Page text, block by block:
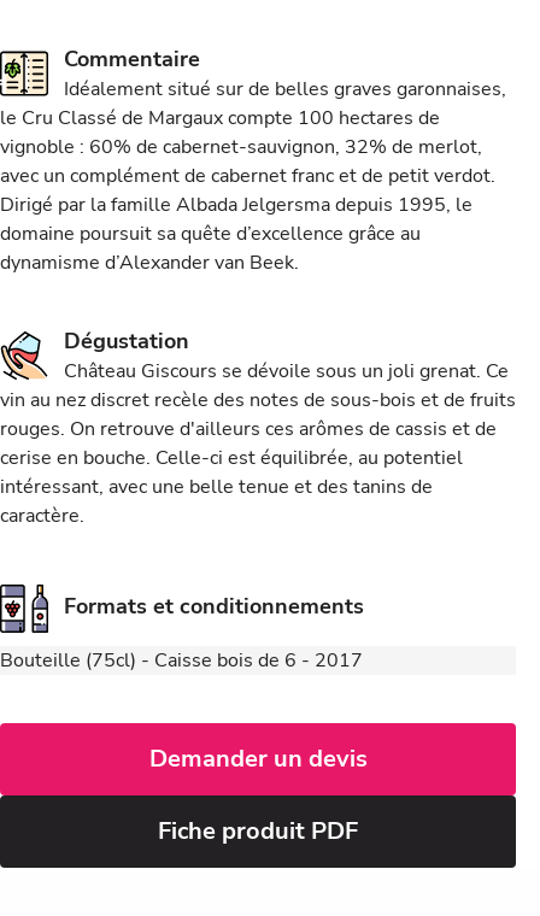
Commentaire
Idéalement situé sur de belles graves garonnaises,
le Cru Classé de Margaux compte 100 hectares de
vignoble : 60% de cabernet-sauvignon, 32% de merlot,
avec un complément de cabernet franc et de petit verdot.
Dirigé par la famille Albada Jelgersma depuis 1995, le
domaine poursuit sa quête d’excellence grâce au
dynamisme d’Alexander van Beek.
Dégustation
Château Giscours se dévoile sous un joli grenat. Ce
vin au nez discret recèle des notes de sous-bois et de fruits
rouges. On retrouve d'ailleurs ces arômes de cassis et de
cerise en bouche. Celle-ci est équilibrée, au potentiel
intéressant, avec une belle tenue et des tanins de
caractère.
Formats et conditionnements
Bouteille (75cl) - Caisse bois de 6 - 2017
Demander un devis
Fiche produit PDF